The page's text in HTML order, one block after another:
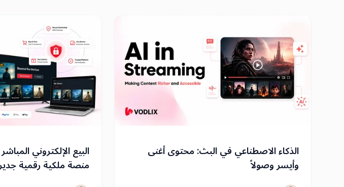
الذكاء الاصطناعي في البث: محتوى أغنى
وأيسر وصولاً منصة ملكية رقمية